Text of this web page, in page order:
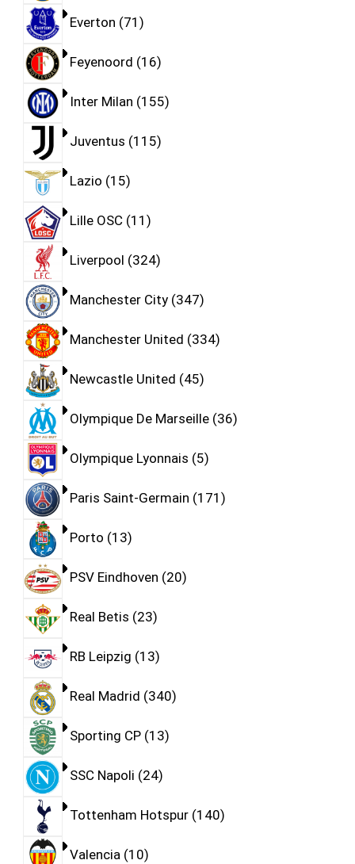
Everton 71
Feyenoord 16
Inter Milan 155
Juventus 115
Lazio 15
Lille OSC 11
Liverpool 324
Manchester City 347
Manchester United 334
Newcastle United 45
Olympique De Marseille 36
Olympique Lyonnais 5
Paris Saint-Germain 171
Porto 13
PSV Eindhoven 20
Real Betis 23
RB Leipzig 13
Real Madrid 340
Sporting CP 13
SSC Napoli 24
Tottenham Hotspur 140
Valencia 10